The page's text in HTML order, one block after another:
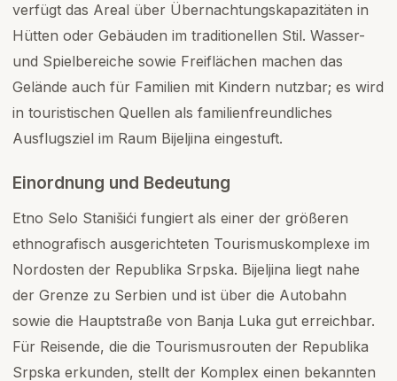
verfügt das Areal über Übernachtungskapazitäten in
Hütten oder Gebäuden im traditionellen Stil. Wasser-
und Spielbereiche sowie Freiflächen machen das
Gelände auch für Familien mit Kindern nutzbar; es wird
in touristischen Quellen als familienfreundliches
Ausflugsziel im Raum Bijeljina eingestuft.
Einordnung und Bedeutung
Etno Selo Stanišići fungiert als einer der größeren
ethnografisch ausgerichteten Tourismuskomplexe im
Nordosten der Republika Srpska. Bijeljina liegt nahe
der Grenze zu Serbien und ist über die Autobahn
sowie die Hauptstraße von Banja Luka gut erreichbar.
Für Reisende, die die Tourismusrouten der Republika
Srpska erkunden, stellt der Komplex einen bekannten